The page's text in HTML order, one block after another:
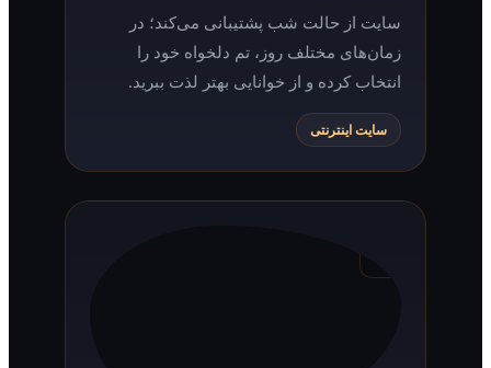
سایت از حالت شب پشتیبانی می‌کند؛ در
زمان‌های مختلف روز، تم دلخواه خود را
انتخاب کرده و از خوانایی بهتر لذت ببرید.
سایت اینترنتی